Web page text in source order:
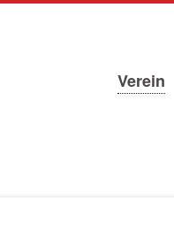
Navigation
überspringen
Verein